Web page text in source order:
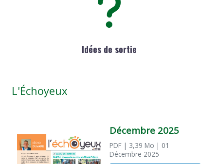
Idées de sortie
L'Échoyeux
Décembre 2025
PDF | 3,39 Mo | 01
Décembre 2025